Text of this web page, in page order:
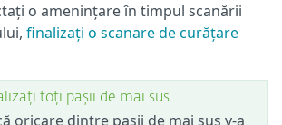
o amenințare în timpul scanării
finalizați o scanare de curățare
toți pașii de mai sus
oricare dintre pașii de mai sus v-a